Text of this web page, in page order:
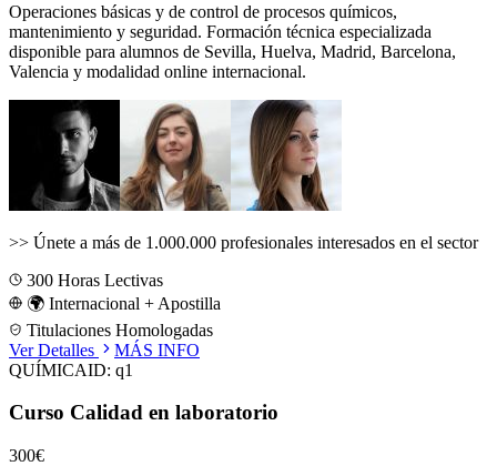
Operaciones básicas y de control de procesos químicos,
mantenimiento y seguridad. Formación técnica especializada
disponible para alumnos de Sevilla, Huelva, Madrid, Barcelona,
Valencia y modalidad online internacional.
>> Únete a más de 1.000.000 profesionales interesados en el sector
300 Horas Lectivas
🌍 Internacional + Apostilla
Titulaciones Homologadas
Ver Detalles
MÁS INFO
QUÍMICAID: q1
Curso Calidad en laboratorio
300€